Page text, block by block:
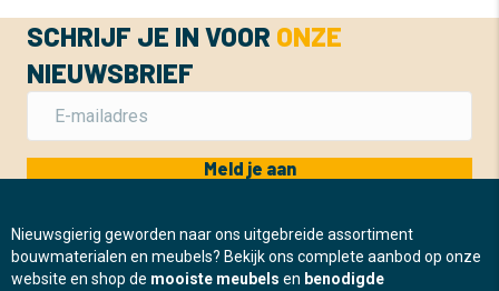
SCHRIJF JE IN VOOR ONZE
NIEUWSBRIEF
Meld je aan
Nieuwsgierig geworden naar ons uitgebreide assortiment
bouwmaterialen en meubels? Bekijk ons complete aanbod op onze
website en shop de mooiste meubels en benodigde